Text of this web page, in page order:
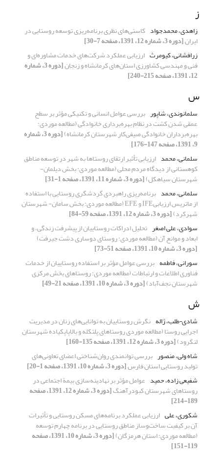
ز
زاهدی، محمدجواد کاستی‌های نظری برنامه‌ریزی توسعه روستایی در
ایران[دوره 3، شماره 12، 1391، صفحه 7-30]
زرافشانی، کیومرث ارزیابی عملکرد شرکت‌های خدمات مشاوره‌ای و
فنی و مهندسی کشاورزی استان‌های کرمانشاه و زنجان [دوره 3، شماره
12، 1391، صفحه 215-240]
س
سلمانوندی، شاپور بررسی عوامل انسانی و تکنیکی مؤثر بر سطح
عمقی شدن کشت در نظام بهره‌برداری خانوادگی (مطالعه موردی:
بهره‌برداران خانوادگی صیفی‌کار شهرستان کرمانشاه) [دوره 3، شماره
9، 1391، صفحه 147-176]
سلمانی، محمد ارزیابی تأثیر ارتقای روستاها به شهر در توسعه مناطق
کوهستانی از دیدگاه مردم محلی (مطالعه موردی: بخش دیلمان-
شهرستان سیاهکل)[دوره 3، شماره 11، 1391، صفحه 1-31]
سلمانی، محمد برنامه‌ریزی راهبردی گردشگری روستایی با استفاده
از ماتریس ارزیابیIFE و EFE (مطالعه موردی: بخش سامان- شهرستان
شهرکرد)[دوره 3، شماره 12، 1391، صفحه 59-84]
سوادی، علی اصغر تحلیل ادراکات روستاییان از پیشرفت زندگی، و
ابعاد و موانع آن (مطالعه موردی: روستای دوساری دشت جیرفت)
[دوره 3، شماره 10، 1391، صفحه 51-73]
سورانی، فاطمه بررسی عوامل مؤثر بر استفاده روستاییان از خدمات
فناوری اطلاعات و ارتباطات (مطالعه موردی: روستاهای بخش مرکزی
شهرستان نجف‌آباد)[دوره 3، شماره 10، 1391، صفحه 21-49]
ش
شادی¬طلب، ژاله نگرش روستاییان به توانایی‌های زنان در مدیریت
اجرایی روستا (مطالعه موردی روستاهای پلتکله و بالاپاپکیاده شهرستان
لنگرود)[دوره 3، شماره 12، 1391، صفحه 135-160]
شاه ولی، منصور بررسی توانمندی روان‌شناختی اعضای تعاونی‌های
تولید روستایی استان فارس[دوره 3، شماره 10، 1391، صفحه 1-20]
شفیعی‏ زاده، حمید عوامل مؤثر بر نهادینه‌سازی بیمة اجتماعی در
روستاهای شهرستان کبودرآهنگ [دوره 3، شماره 12، 1391، صفحه
189-214]
شکوری، علی ارزیابی عملکرد برنامه‌های مسکن روستایی و تأثیرات
آن بر کیفیت ساخت‌وساز مناطق روستایی در برنامه چهارم توسعه
(مطالعه موردی: استان هرمزگان) [دوره 3، شماره 10، 1391، صفحه
119-151]